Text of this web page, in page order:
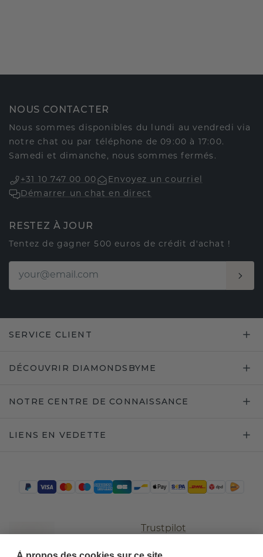
NOUS CONTACTER
Nous sommes disponibles du lundi au vendredi via
notre chat ou par téléphone de 09:00 à 17:00.
Samedi et dimanche, nous sommes fermés.
+31 10 747 00 00
Envoyez un courriel
Démarrer un chat en direct
RESTEZ À JOUR
Tentez de gagner 500 euros de crédit d'achat !
SERVICE CLIENT
DÉCOUVRIR DIAMONDSBYME
NOTRE CENTRE DE CONNAISSANCE
LIENS EN VEDETTE
Trustpilot